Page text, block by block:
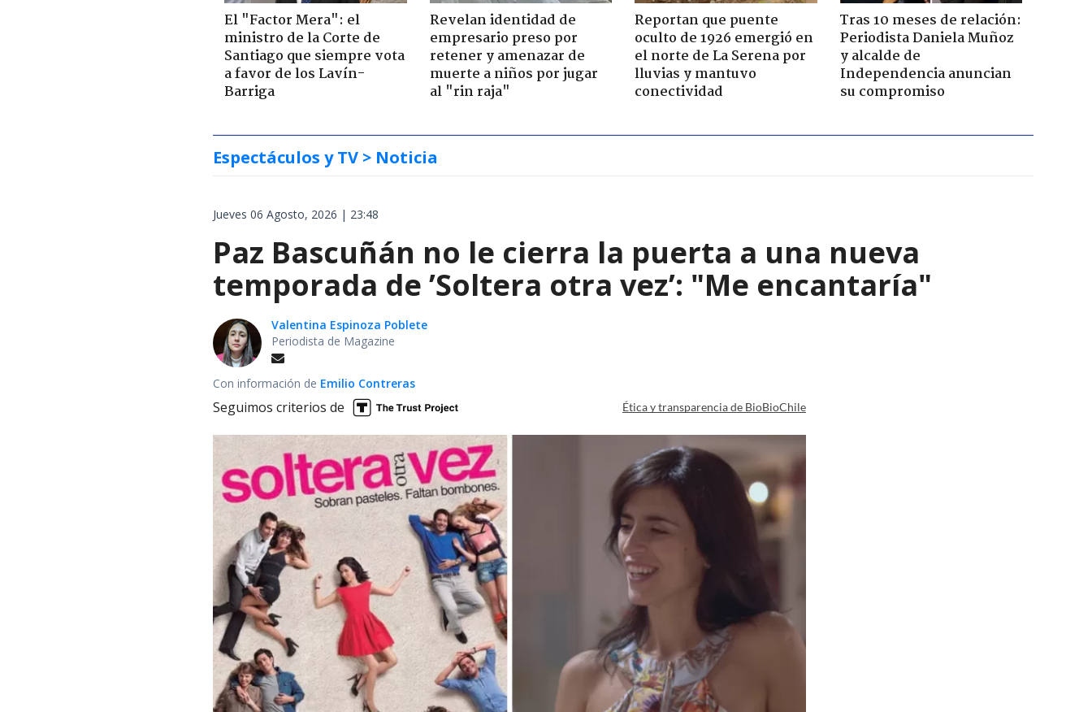
El "Factor Mera": el
ministro de la Corte de
Santiago que siempre vota
a favor de los Lavín-
Barriga
Revelan identidad de
empresario preso por
retener y amenazar de
muerte a niños por jugar
al "rin raja"
Reportan que puente
oculto de 1926 emergió en
el norte de La Serena por
lluvias y mantuvo
conectividad
Tras 10 meses de relación:
Periodista Daniela Muñoz
y alcalde de
Independencia anuncian
su compromiso
Espectáculos y TV > Noticia
Jueves 06 Agosto, 2026 | 23:48
Paz Bascuñán no le cierra la puerta a una nueva
temporada de ’Soltera otra vez’: "Me encantaría"
Valentina Espinoza Poblete
Periodista de Magazine
Con información de Emilio Contreras
Seguimos criterios de Ética y transparencia de BioBioChile